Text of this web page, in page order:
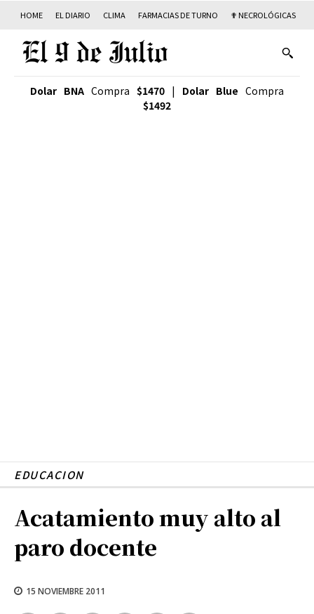
HOME EL DIARIO CLIMA FARMACIAS DE TURNO ✟ NECROLÓGICAS
Dolar BNA Compra $1470 | Dolar Blue Compra
$1492
EDUCACION
Acatamiento muy alto al
paro docente
15 NOVIEMBRE 2011